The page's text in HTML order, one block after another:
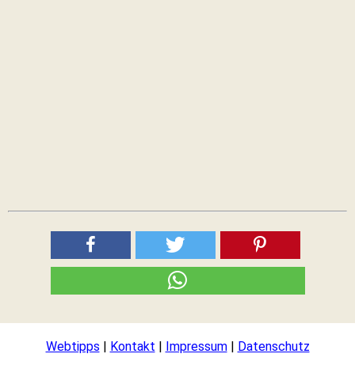
Webtipps | Kontakt | Impressum| Datenschutz